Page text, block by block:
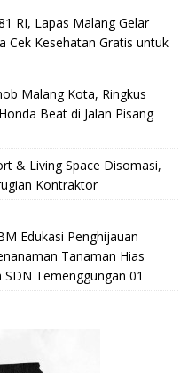
RI, Lapas Malang Gelar
Cek Kesehatan Gratis untuk
Malang Kota, Ringkus
Beat di Jalan Pisang
& Living Space Disomasi,
Kontraktor
Edukasi Penghijauan
Tanaman Hias
Temenggungan 01